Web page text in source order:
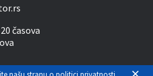
časova